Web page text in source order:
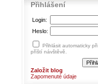
Přihlášení
Login:
Heslo:
Přihlásit automaticky při
příští návštěvě.
Založit blog
Zapomenuté údaje